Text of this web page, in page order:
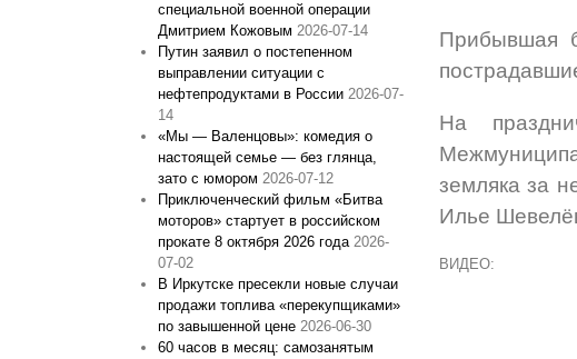
специальной военной операции
Дмитрием Кожовым 2026-07-14
Путин заявил о постепенном
выправлении ситуации с
нефтепродуктами в России 2026-07-
14
«Мы — Валенцовы»: комедия о
настоящей семье — без глянца,
зато с юмором 2026-07-12
Приключенческий фильм «Битва
моторов» стартует в российском
прокате 8 октября 2026 года 2026-
07-02
В Иркутске пресекли новые случаи
продажи топлива «перекупщиками»
по завышенной цене 2026-06-30
60 часов в месяц: самозанятым
Прибывшая
На
земляка за
Илье
ВИДЕО: